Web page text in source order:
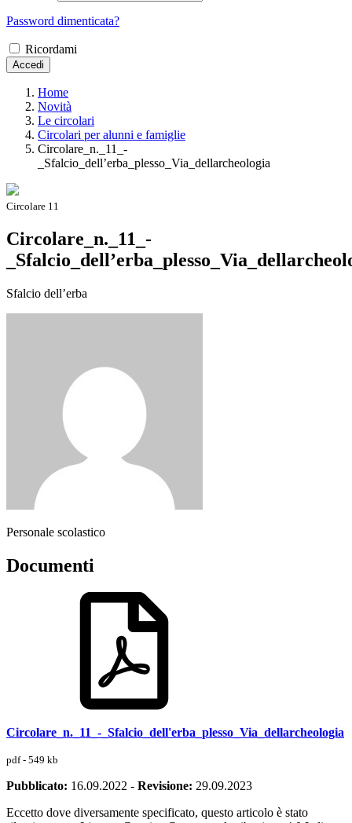
Password dimenticata?
Ricordami
Accedi
Home
Novità
Le circolari
Circolari per alunni e famiglie
Circolare_n._11_-
_Sfalcio_dell’erba_plesso_Via_dellarcheologia
Circolare 11
Circolare_n._11_-
Sfalcio dell’erba
Personale scolastico
Documenti
Circolare_n._11_-_Sfalcio_dell'erba_plesso_Via_dellarcheologia
pdf - 549 kb
Pubblicato: 16.09.2022 - Revisione: 29.09.2023
Eccetto dove diversamente specificato, questo articolo è stato